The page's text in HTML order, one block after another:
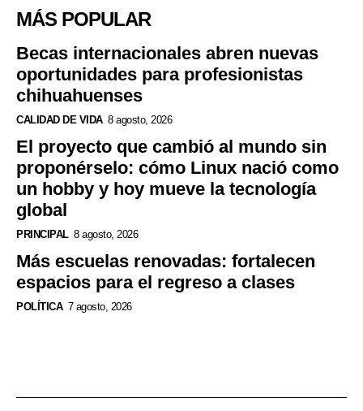
MÁS POPULAR
Becas internacionales abren nuevas
oportunidades para profesionistas
chihuahuenses
CALIDAD DE VIDA 8 agosto, 2026
El proyecto que cambió al mundo sin
proponérselo: cómo Linux nació como
un hobby y hoy mueve la tecnología
global
PRINCIPAL 8 agosto, 2026
Más escuelas renovadas: fortalecen
espacios para el regreso a clases
POLÍTICA 7 agosto, 2026